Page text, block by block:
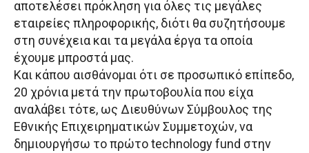
αποτελέσει πρόκληση για όλες τις μεγάλες
εταιρείες πληροφορικής, διότι θα συζητήσουμε
στη συνέχεια και τα μεγάλα έργα τα οποία
έχουμε μπροστά μας.
Και κάπου αισθάνομαι ότι σε προσωπικό επίπεδο,
20 χρόνια μετά την πρωτοβουλία που είχα
αναλάβει τότε, ως Διευθύνων Σύμβουλος της
Εθνικής Επιχειρηματικών Συμμετοχών, να
δημιουργήσω το πρώτο technology fund στην